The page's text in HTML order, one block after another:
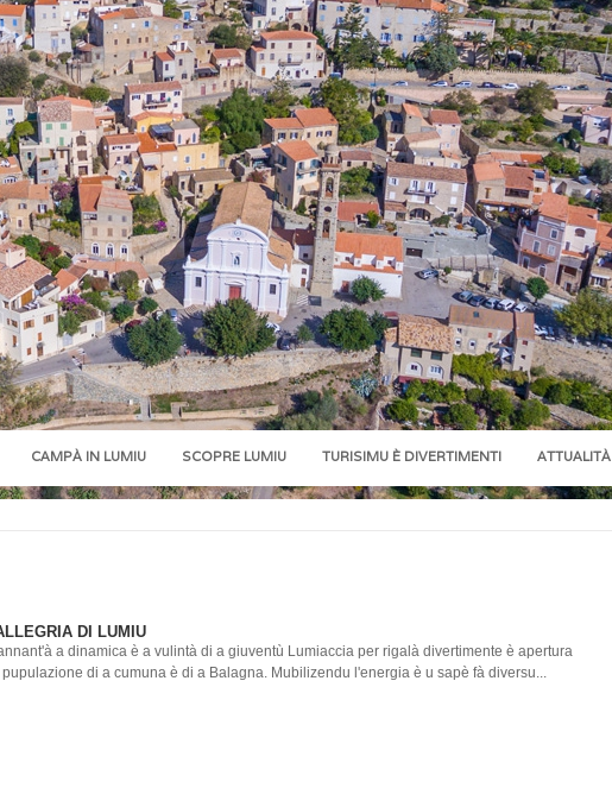
CAMPÀ IN LUMIU SCOPRE LUMIU TURISIMU È DIVERTIMENTI ATTUALITÀ
DI LUMIU
a dinamica è a vulintà di a giuventù Lumiaccia per rigalà divertimente è apertura
di a cumuna è di a Balagna. Mubilizendu l'energia è u sapè fà diversu...